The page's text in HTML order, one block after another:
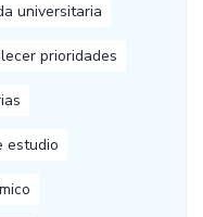
universitaria
prioridades
estudio